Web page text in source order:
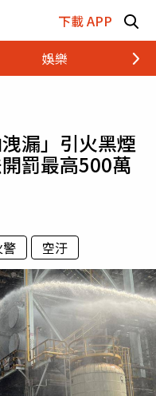
下載 APP
娛樂 財經
漏」引火黑煙
罰最高500萬
警 空汙